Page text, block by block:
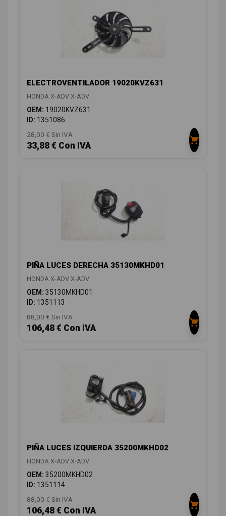
ELECTROVENTILADOR 19020KVZ631
HONDA X-ADV X-ADV
OEM: 19020KVZ631
ID: 1351086
28,00 € Sin IVA
33,88 € Con IVA
PIÑA LUCES DERECHA 35130MKHD01
HONDA X-ADV X-ADV
OEM: 35130MKHD01
ID: 1351113
88,00 € Sin IVA
106,48 € Con IVA
PIÑA LUCES IZQUIERDA 35200MKHD02
HONDA X-ADV X-ADV
OEM: 35200MKHD02
ID: 1351114
88,00 € Sin IVA
106,48 € Con IVA